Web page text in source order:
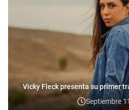
Vicky Fleck presenta su primer
Septiembre